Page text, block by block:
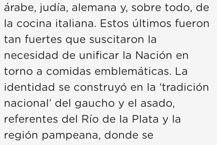
árabe, judía, alemana y, sobre todo, de
la cocina italiana. Estos últimos fueron
tan fuertes que suscitaron la
necesidad de unificar la Nación en
torno a comidas emblemáticas. La
identidad se construyó en la ‘tradición
nacional’ del gaucho y el asado,
referentes del Río de la Plata y la
región pampeana, donde se